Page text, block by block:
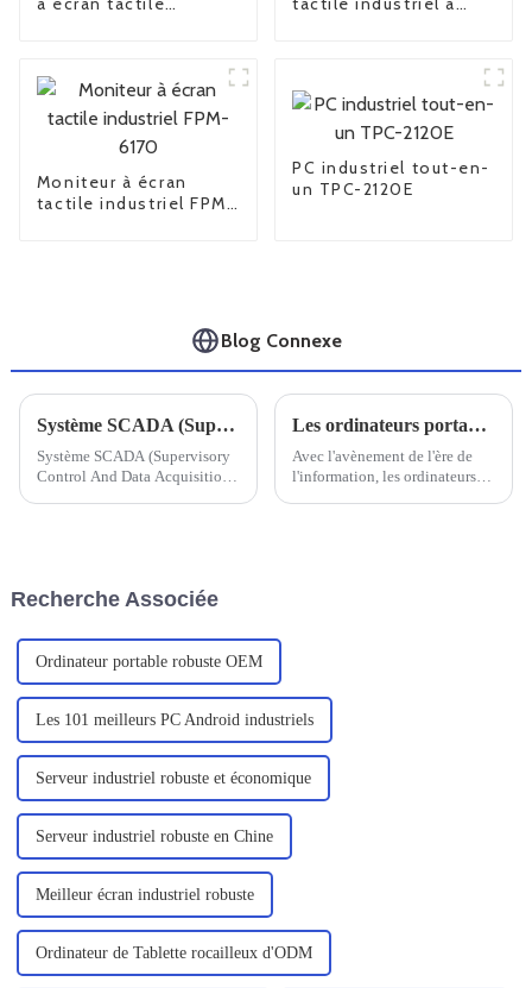
Moniteur à écran
tactile industriel FPM-
PC industriel tout-en-
un TPC-2120E
Blog Connexe
Système SCADA (Supervisory Control And Data Acquisition)
Système SCADA (Supervisory
Control And Data Acquisition),
Les ordinateurs portables renforcés nationaux sont-ils fiables ?
Avec l'avènement de l'ère de
l'information, les ordinateurs
Recherche Associée
Ordinateur portable robuste OEM
Les 101 meilleurs PC Android industriels
Serveur industriel robuste et économique
Serveur industriel robuste en Chine
Meilleur écran industriel robuste
Ordinateur de Tablette rocailleux d'ODM